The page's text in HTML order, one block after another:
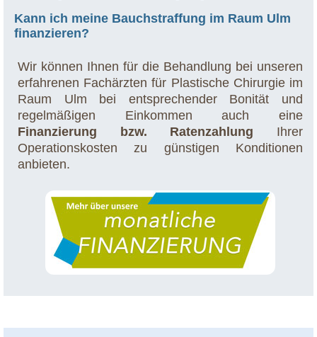
Kann ich meine Bauchstraffung im Raum Ulm
finanzieren?
Wir können Ihnen für die Behandlung bei unseren
erfahrenen Fachärzten für Plastische Chirurgie im
Raum Ulm bei entsprechender Bonität und
regelmäßigen Einkommen auch eine
Finanzierung bzw. Ratenzahlung Ihrer
Operationskosten zu günstigen Konditionen
anbieten.